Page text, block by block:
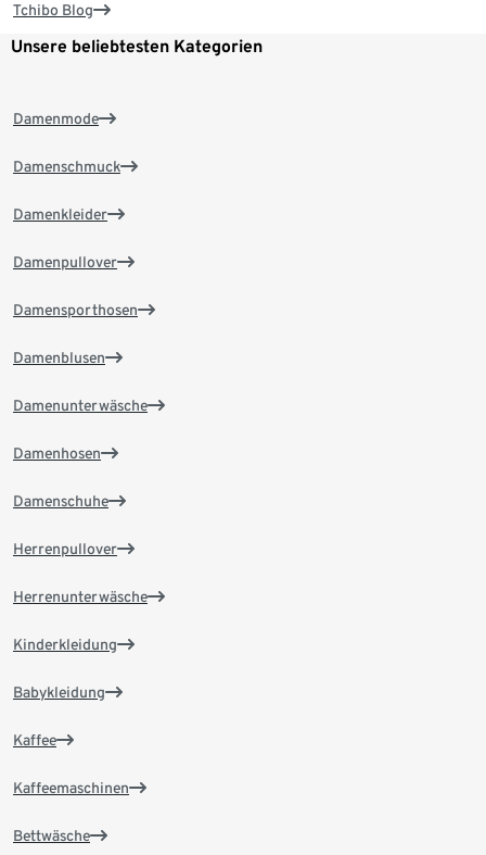
Tchibo Blog
Unsere beliebtesten Kategorien
Damenmode
Damenschmuck
Damenkleider
Damenpullover
Damensporthosen
Damenblusen
Damenunterwäsche
Damenhosen
Damenschuhe
Herrenpullover
Herrenunterwäsche
Kinderkleidung
Babykleidung
Kaffee
Kaffeemaschinen
Bettwäsche